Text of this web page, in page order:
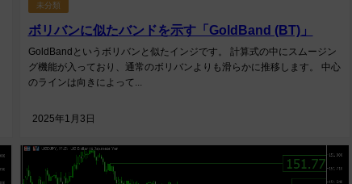
未分類
ボリバンに似たバンドを示す「GoldBand (BT)」
GoldBandというボリバンと似たインジです。 計算式の中にスムージン
グ機能が入っており、通常のボリバンよりも滑らかに推移します。 中心
のラインは向きによって...
2025年1月3日